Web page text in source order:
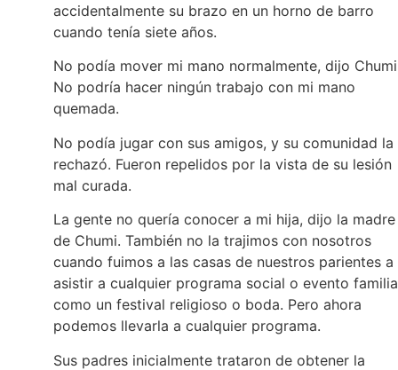
accidentalmente su brazo en un horno de barro
cuando tenía siete años.
No podía mover mi mano normalmente, dijo
No podría hacer ningún trabajo con mi mano
quemada.
No podía jugar con sus amigos, y su comunidad la
rechazó. Fueron repelidos por la vista de su lesión
mal curada.
La gente no quería conocer a mi hija, dijo la madre
de Chumi. También no la trajimos con nosotros
cuando fuimos a las casas de nuestros parientes a
asistir a cualquier programa social o evento
como un festival religioso o boda. Pero ahora
podemos llevarla a cualquier programa.
Sus padres inicialmente trataron de obtener la